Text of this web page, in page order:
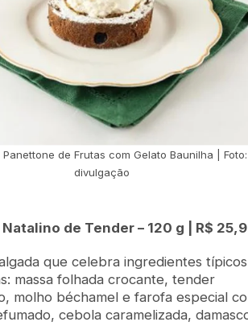
Panettone de Frutas com Gelato Baunilha | Foto:
divulgação
de Tender – 120 g | R$
que celebra ingredientes típicos
massa folhada crocante, tender
molho béchamel e farofa especial
cebola caramelizada,